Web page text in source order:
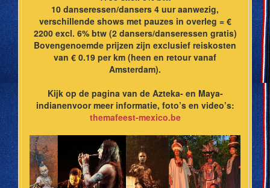
10 danseressen/dansers 4 uur aanwezig,
verschillende shows met pauzes in overleg = €
2200 excl. 6% btw (2 dansers/danseressen gratis)
Bovengenoemde prijzen zijn exclusief reiskosten
van € 0.19 per km (heen en retour vanaf
Amsterdam).
Kijk op de pagina van de Azteka- en Maya-
indianenvoor meer informatie, foto’s en video’s:
themafeest-mexico.be